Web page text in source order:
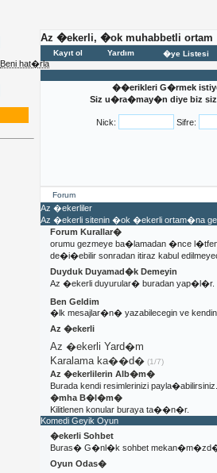
Beni hat�rla
Az �ekerli, �ok muhabbetli ortam
Kayıt ol Yardım �ye Listesi
��erikleri G�rmek
Siz u�ra�may�n diye biz
Nick: Sifre:
Forum
Az �ekerliler
Az �ekerli sitenin �ok �ekerli ortam�na
Forum Kurallar�
orumu gezmeye ba�lamadan �nce
de�i�ebilir sonradan itiraz kabul
Duyduk Duyamad�k Demeyin
Az �ekerli duyurular� buradan yap�l�r.
Ben Geldim
�lk mesajlar�n� yazabilecegin ve
Az �ekerli
Az �ekerli Yard�m
Karalama ka��d�(1/7)
Az �ekerlilerin Alb�m�
Burada kendi resimlerinizi payla�abilirsiniz.
�mha B�l�m�
Kilitlenen konular buraya ta��n�r.
Komedi Geyik Oyun
�ekerli Sohbet
Buras� G�nl�k sohbet
Oyun Odas�